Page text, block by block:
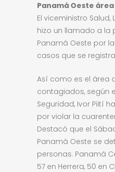
Panamá Oeste
El viceministro Salud,
hizo un llamado a la
Panamá Oeste por
casos que se
Así como es el área
contagiados, según
Seguridad, Ivor Piití
por violar la
Destacó que el
Panamá Oeste se
personas. Panamá
57 en Herrera, 50 en